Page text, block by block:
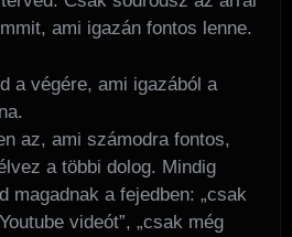
ami igazán fontos lenne.
a végére, ami igazából a
az, ami számodra fontos,
a többi dolog. Mindig
magadnak a fejedben: „csak
videót”, „csak még